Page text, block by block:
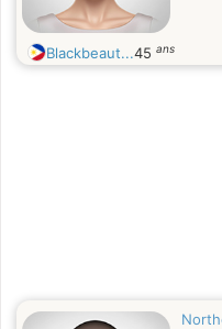
Blackbeaut...45 ans